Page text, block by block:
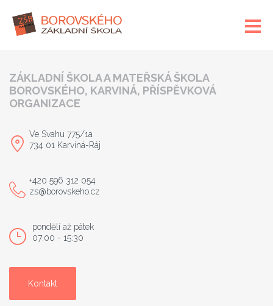
ZÁKLADNÍ ŠKOLA A MATEŘSKÁ ŠKOLA
BOROVSKÉHO, KARVINÁ, PŘÍSPĚVKOVÁ
ORGANIZACE
Ve Svahu 775/1a
734 01 Karviná-Ráj
+420 596 312 054
zs@borovskeho.cz
pondělí až pátek
07:00 - 15:30
Kontakt